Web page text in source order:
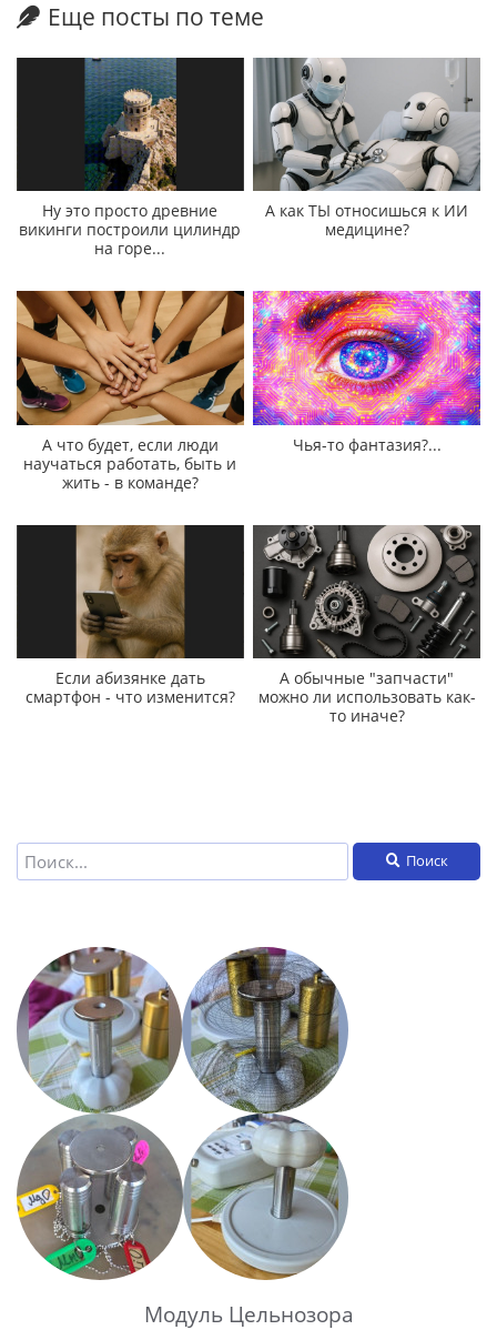
Еще посты по теме
Ну это просто древние
викинги построили цилиндр
на горе...
А как ТЫ относишься к ИИ
медицине?
А что будет, если люди
научаться работать, быть и
жить - в команде?
Чья-то фантазия?...
Если абизянке дать
смартфон - что изменится?
А обычные "запчасти"
можно ли использовать как-
то иначе?
Поиск
Модуль Цельнозора